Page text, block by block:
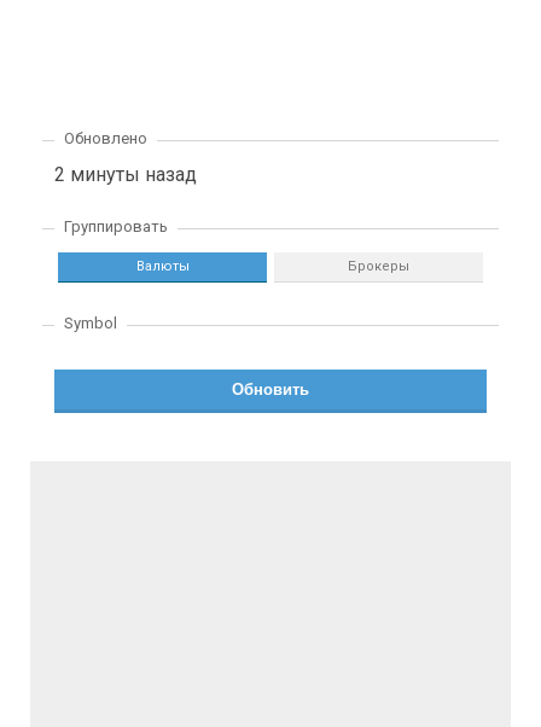
Обновлено
2 минуты назад
Группировать
Валюты Брокеры
Symbol
Обновить